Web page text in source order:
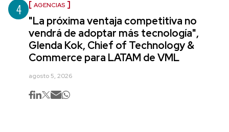
4 AGENCIAS
"La próxima ventaja competitiva no
vendrá de adoptar más tecnología",
Glenda Kok, Chief of Technology &
Commerce para LATAM de VML
agosto 5, 2026